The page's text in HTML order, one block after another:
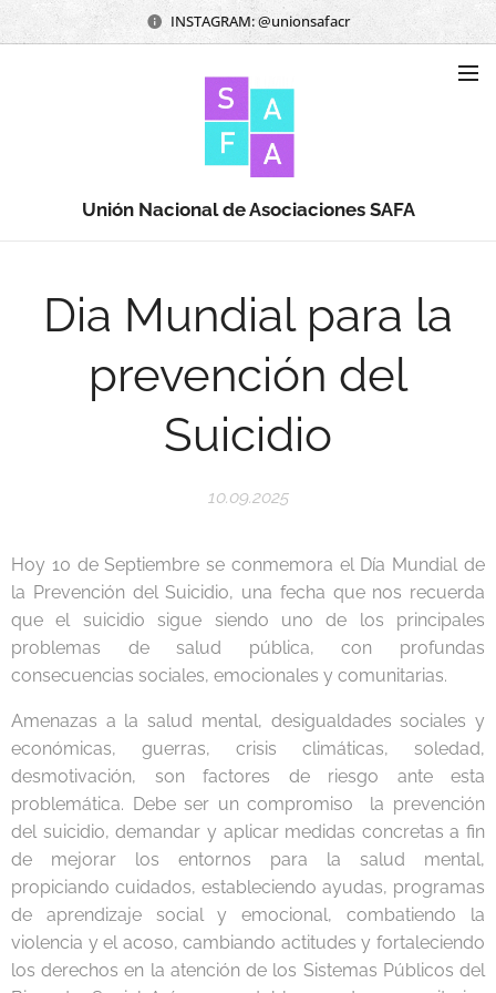
INSTAGRAM: @unionsafacr
Unión Nacional de Asociaciones SAFA
Dia Mundial para la
prevención del
Suicidio
10.09.2025
Hoy 10 de Septiembre se conmemora el Día Mundial de
la Prevención del Suicidio, una fecha que nos recuerda
que el suicidio sigue siendo uno de los principales
problemas de salud pública, con profundas
consecuencias sociales, emocionales y comunitarias.
Amenazas a la salud mental, desigualdades sociales y
económicas, guerras, crisis climáticas, soledad,
desmotivación, son factores de riesgo ante esta
problemática. Debe ser un compromiso la prevención
del suicidio, demandar y aplicar medidas concretas a fin
de mejorar los entornos para la salud mental,
propiciando cuidados, estableciendo ayudas, programas
de aprendizaje social y emocional, combatiendo la
violencia y el acoso, cambiando actitudes y fortaleciendo
los derechos en la atención de los Sistemas Públicos del